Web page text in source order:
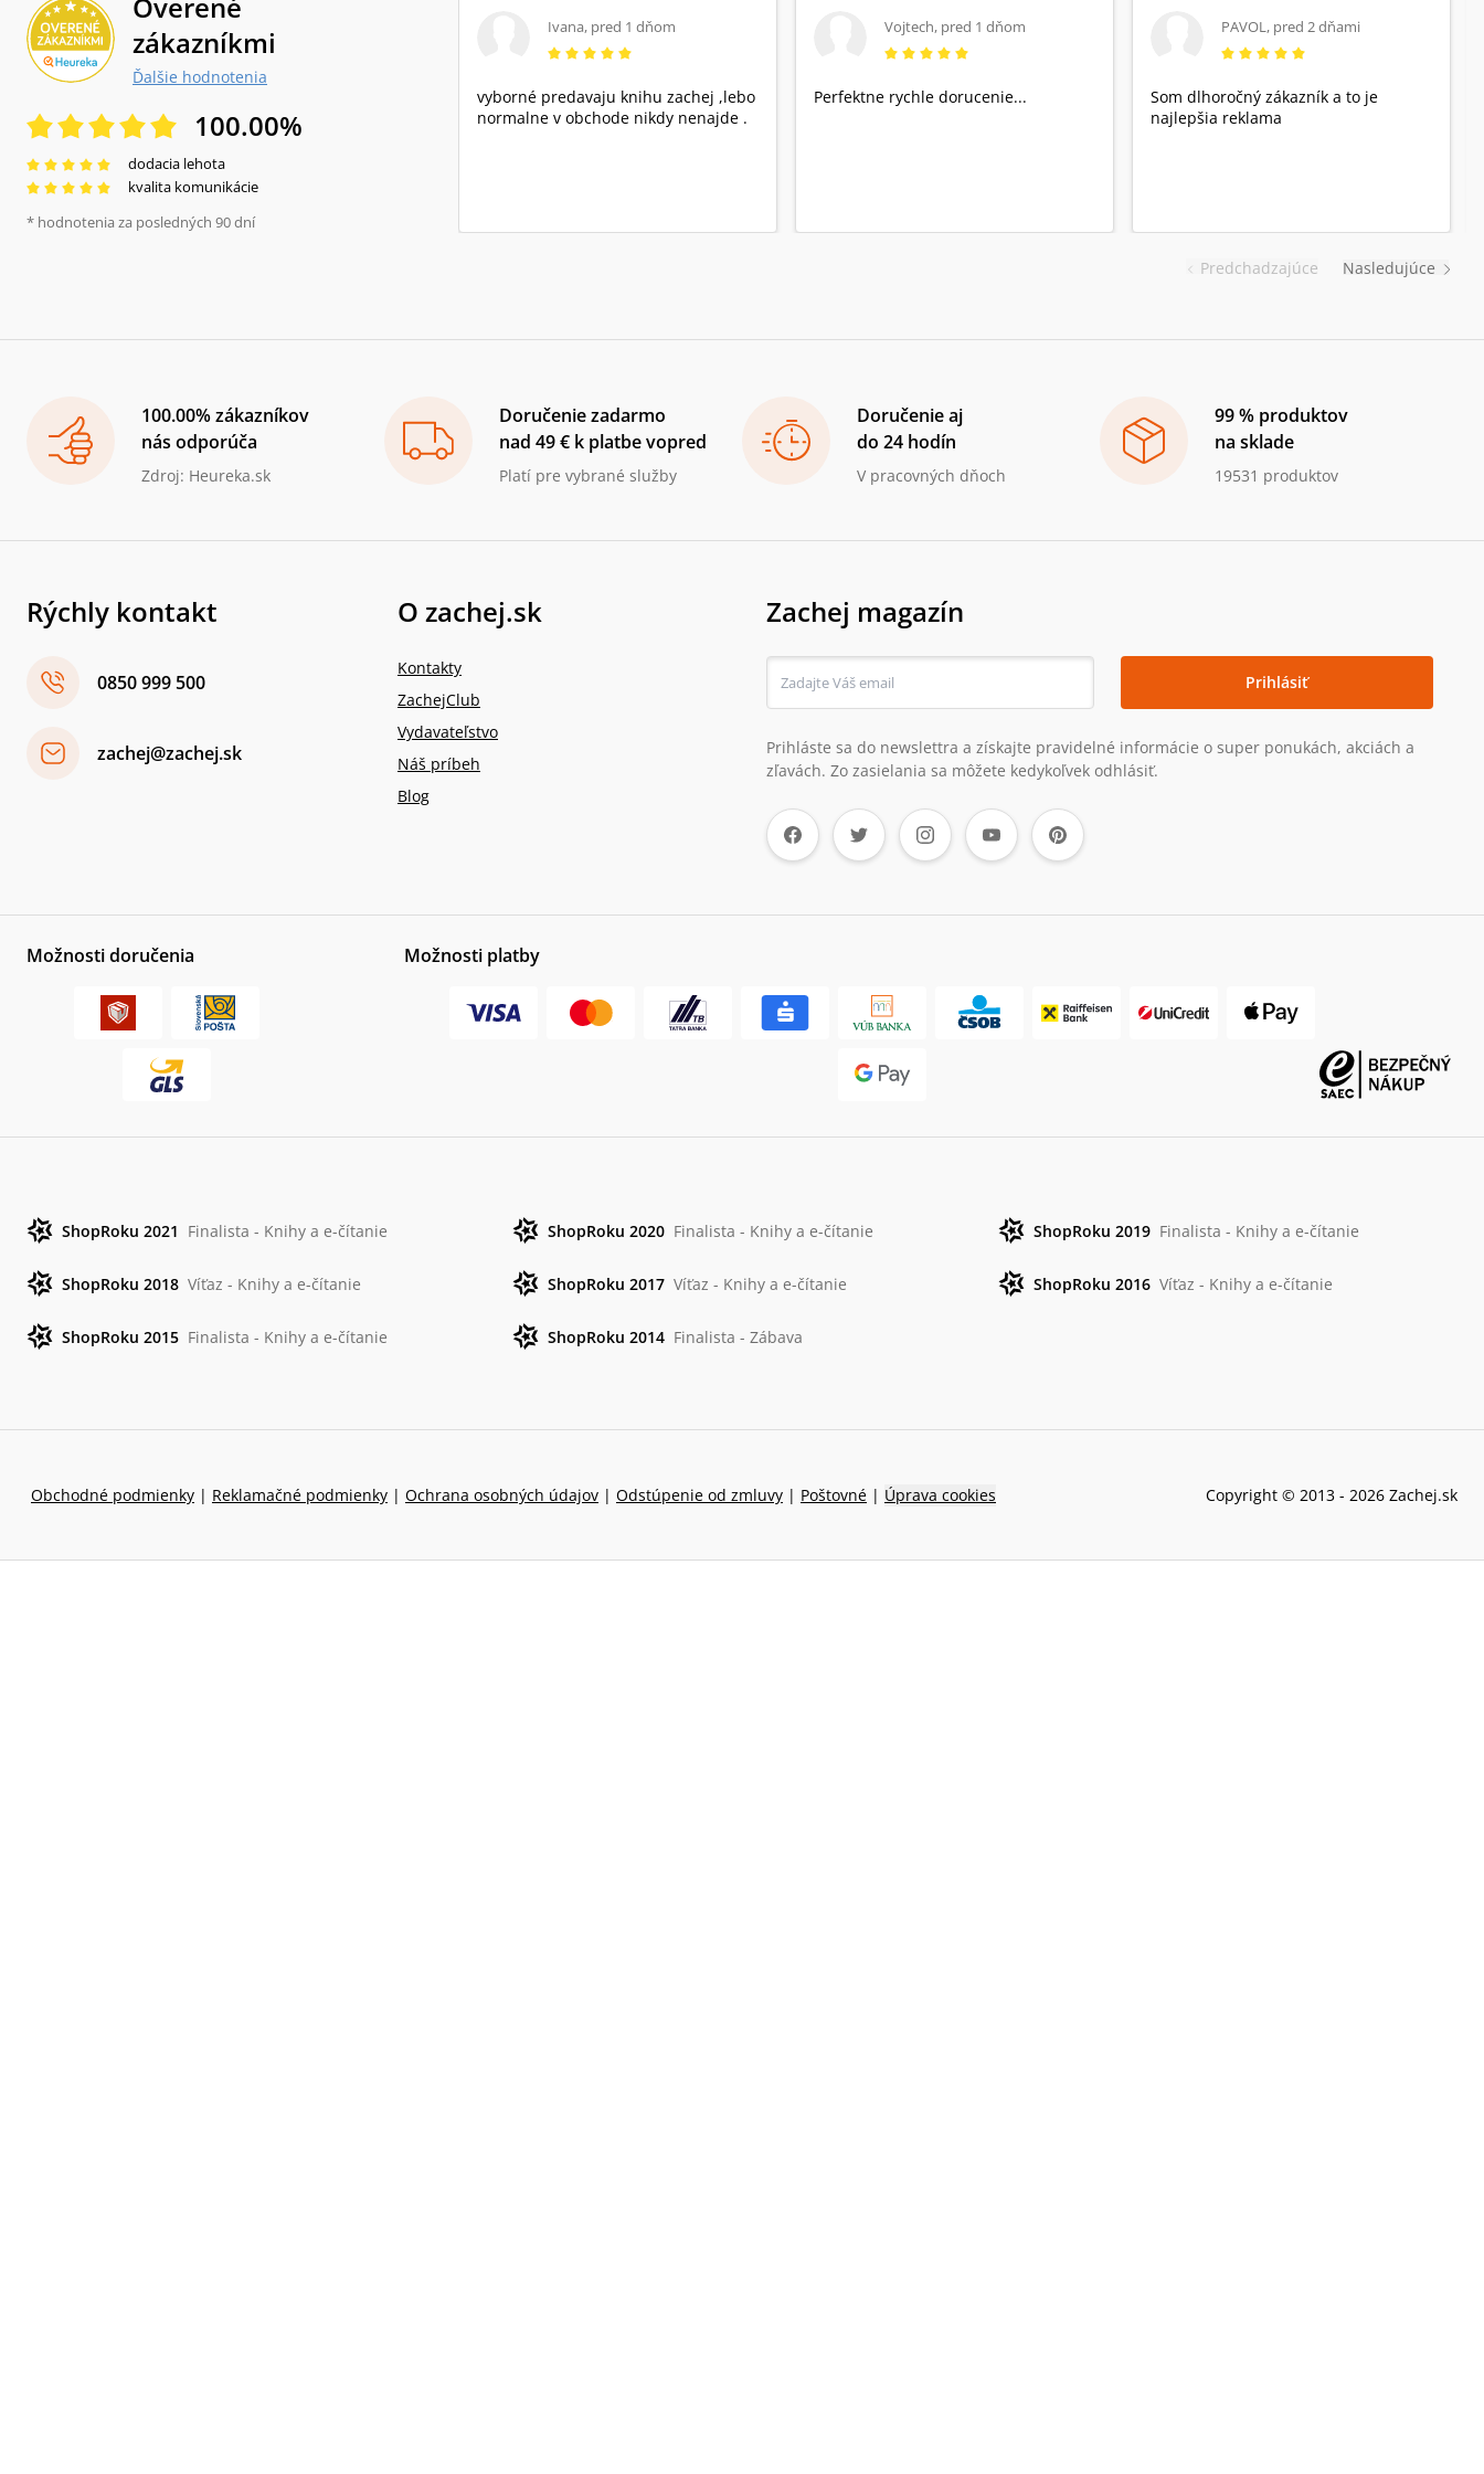
Overené
zákazníkmi
Ďalšie hodnotenia
100.00%
dodacia lehota
kvalita komunikácie
* hodnotenia za posledných 90 dní
Predchadzajúce
Ivana, pred 1 dňom
vyborné predavaju knihu zachej ,lebo
normalne v obchode nikdy nenajde .
Vojtech, pred 1 dňom
Perfektne rychle dorucenie...
PAVOL, pred 2 dňami
Som dlhoročný zákazník a to je
najlepšia reklama
Nasledujúce
100.00% zákazníkov
nás odporúča
Zdroj: Heureka.sk
Doručenie zadarmo
nad 49 € k platbe vopred
Platí pre vybrané služby
Doručenie aj
do 24 hodín
V pracovných dňoch
99 % produktov
na sklade
19531 produktov
Rýchly kontakt
0850 999 500
zachej@zachej.sk
O zachej.sk
Kontakty
ZachejClub
Vydavateľstvo
Náš príbeh
Blog
Zachej magazín
Prihlásiť
Prihláste sa do newslettra a získajte pravidelné informácie o super ponukách, akciách a
zľavách. Zo zasielania sa môžete kedykoľvek odhlásiť.
Možnosti doručenia Možnosti platby
ShopRoku 2021 Finalista - Knihy a e-čítanie ShopRoku 2020 Finalista - Knihy a e-čítanie ShopRoku 2019 Finalista - Knihy a e-čítanie
ShopRoku 2018 Víťaz - Knihy a e-čítanie ShopRoku 2017 Víťaz - Knihy a e-čítanie ShopRoku 2016 Víťaz - Knihy a e-čítanie
ShopRoku 2015 Finalista - Knihy a e-čítanie ShopRoku 2014 Finalista - Zábava
Obchodné podmienky | Reklamačné podmienky | Ochrana osobných údajov | Odstúpenie od zmluvy | Poštovné | Úprava cookies Copyright © 2013 - 2026 Zachej.sk